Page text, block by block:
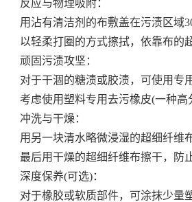
反应与物理吸附：
用沾有清洁剂的布敷盖在污渍区域
以轻柔打圈的方式擦拭，依靠布的
顽固污渍攻坚：
对于干涸的糖渍或胶渍，可使用专
考虑使用塑料专用去污橡皮(一种高
冲洗与干燥：
用另一块清水略微浸湿的超细纤维
最后用干燥的超细纤维布擦干，防
深度保养(可选)：
对于橡胶或软质部件，可涂抹少量